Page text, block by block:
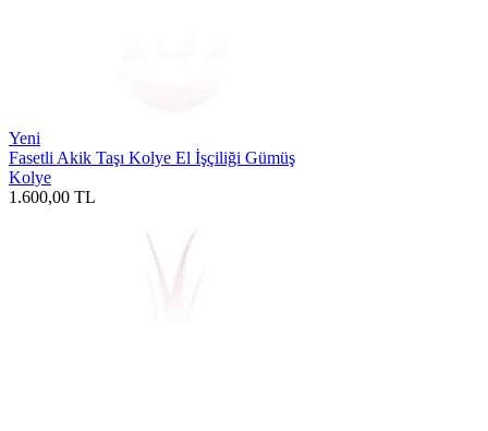
Yeni
Fasetli Akik Taşı Kolye El İşçiliği Gümüş
Kolye
1.600,00 TL